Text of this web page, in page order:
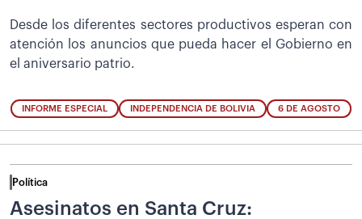
Desde los diferentes sectores productivos esperan con
atención los anuncios que pueda hacer el Gobierno en
el aniversario patrio.
INFORME ESPECIAL INDEPENDENCIA DE BOLIVIA 6 DE AGOSTO
Política
Asesinatos en Santa Cruz: